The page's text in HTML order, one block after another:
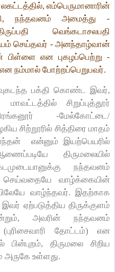
எம்பெருமானாரின்
நந்தவனம் அமைத்து -
வெங்கடாசலபதி
செய்தவர் - அனந்தாழ்வான்
என புகழப்பெற்று -
நம்மால் போற்றப்பெறுபவர்.
பக்தி கொண்ட இவர்,
சிறுப்புத்தூர்
-மேல்கோட்டை/
சிற்றூரில் சித்திரை மாதம்
என்னும் இயற்பெயரில்
திருமலையில்
நந்தவனம்
வாழ்க்கையின்
வாழ்ந்தவர். இதற்காக
ஏற்படுத்திய திருக்குளம்
அவரின் நந்தவனம்
தோட்டம்) என
பின்புறம், திருமலை சிறிய
அருகே உள்ளது.